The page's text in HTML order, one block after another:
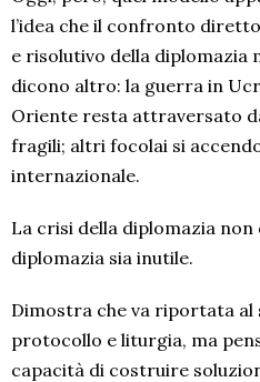
l’idea che il confronto
e risolutivo della diplomazia
dicono altro: la guerra in
Oriente resta attraversato
fragili; altri focolai si
internazionale.
La crisi della diplomazia
diplomazia sia inutile.
Dimostra che va riportata
protocollo e liturgia, ma
capacità di costruire